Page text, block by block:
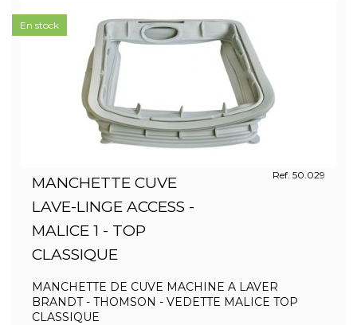
MANCHETTE CUVE
LAVE-LINGE ACCESS -
MALICE 1 - TOP
CLASSIQUE
Ref. 50.029
MANCHETTE DE CUVE MACHINE A LAVER
BRANDT - THOMSON - VEDETTE MALICE TOP
CLASSIQUE
En stock